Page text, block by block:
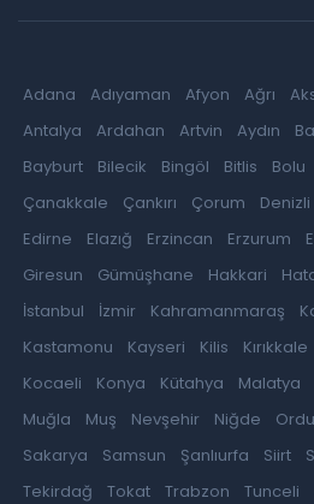
Adana Adıyaman Afyon Ağrı
Antalya
Ardahan Artvin Aydın
Bayburt
Bilecik Bingöl Bitlis Bolu
Çanakkale
Çankırı Çorum Denizli
Edirne
Elazığ Erzincan Erzurum
Giresun
Gümüşhane Hakkari
İstanbul
İzmir Kahramanmaraş
Kastamonu
Kayseri Kilis Kırıkkale
Kocaeli
Konya Kütahya Malatya
Muğla
Muş Nevşehir Niğde Ordu
Sakarya
Samsun Şanlıurfa Siirt
Tekirdağ
Tokat Trabzon Tunceli